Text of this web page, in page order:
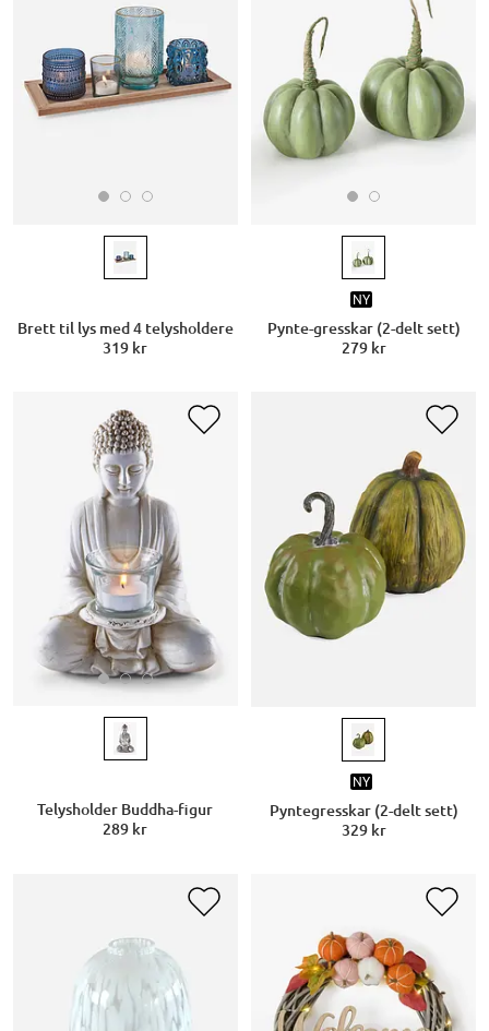
Brett til lys med 4 telysholdere
319 kr
NY
Pynte-gresskar (2-delt sett)
279 kr
Telysholder Buddha-figur
289 kr
NY
Pyntegresskar (2-delt sett)
329 kr